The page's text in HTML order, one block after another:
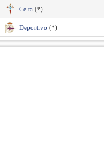
Celta (*)
Deportivo (*)